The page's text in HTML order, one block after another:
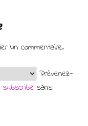
un commentaire.
Prévenez-
subscribe sans